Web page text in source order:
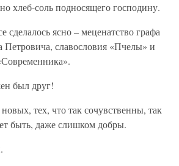
хлеб-соль подносящего господину.
сделалось ясно – меценатство графа
Петровича, славословия «Пчелы» и
был друг!
тех, что так сочувственны, так
быть, даже слишком добры.